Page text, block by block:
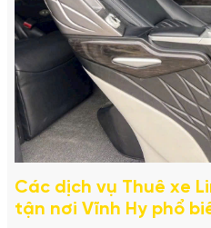
Các dịch vụ Thuê xe
tận nơi Vĩnh Hy phổ